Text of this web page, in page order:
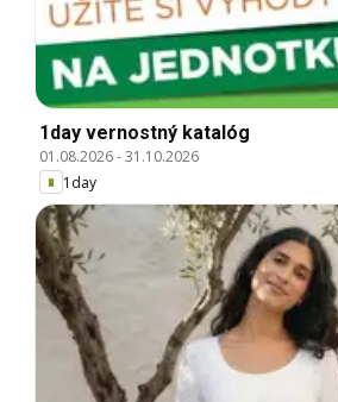
1day vernostný katalóg
01.08.2026-31.10.2026
1day